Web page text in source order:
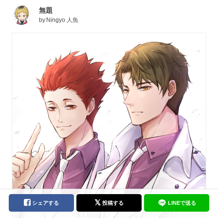
無題
by Ningyo 人魚
シェアする 投稿する LINEで送る